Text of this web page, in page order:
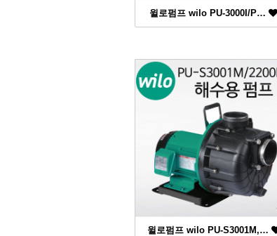
윌로펌프 wilo PU-3000I/P…
윌로펌프 wilo PU-S3001M,…